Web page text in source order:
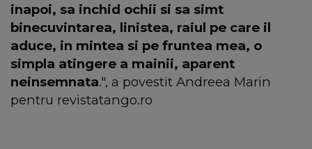
inapoi, sa inchid ochii si sa simt
binecuvintarea, linistea, raiul pe care il
aduce, in mintea si pe fruntea mea, o
simpla atingere a mainii, aparent
neinsemnata.", a povestit Andreea Marin
pentru revistatango.ro